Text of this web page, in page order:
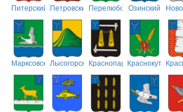
Питерский ПетровскийПерелюбскийОзинский
МарксовскийЛысогорскийКраснопартизанский
Краснокутский